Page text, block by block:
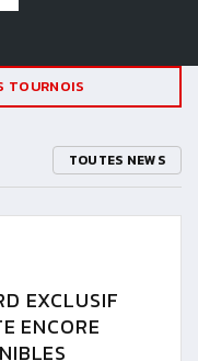
TOURNOIS
TOUTES NEWS
EXCLUSIF
ENCORE